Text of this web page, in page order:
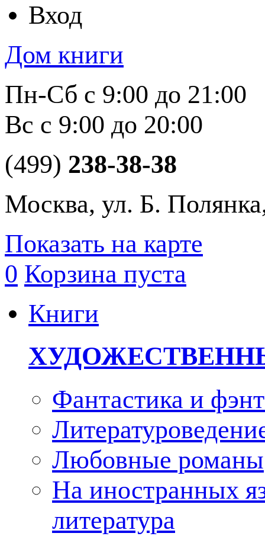
Вход
Дом книги
Пн-Сб с 9:00 до 21:00
Вс с 9:00 до 20:00
(499) 238-38-38
Москва, ул. Б.
Показать на карте
0 Корзина пуста
Книги
Фантастика и
Любовные романы
На иностранных
литература